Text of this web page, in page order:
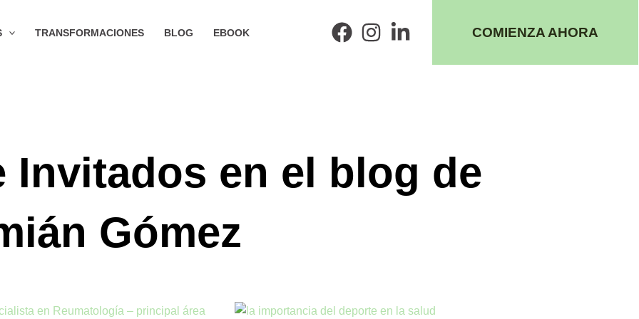
TRANSFORMACIONES BLOG EBOOK COMIENZA AHORA
en el blog de
Gómez